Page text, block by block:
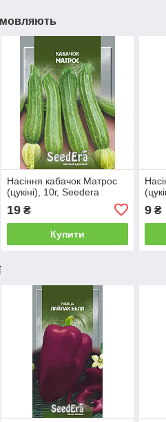
Насіння кабачок Матрос
(цукіні), 10г, Seedera
19₴
Купити
9 ₴